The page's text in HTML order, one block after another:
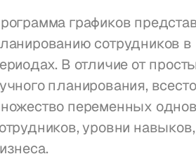
графиков
сотрудников
В отличие от
планирования,
переменных
уровни